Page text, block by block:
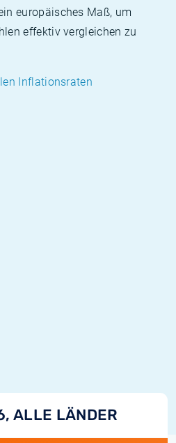
europäisches Maß, um
effektiv vergleichen zu
Inflationsraten
ALLE LÄNDER